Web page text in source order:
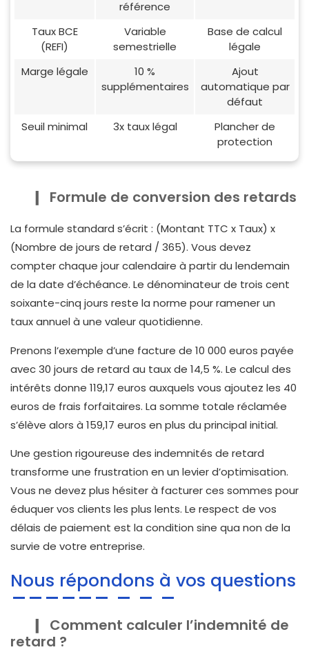
référence
Taux BCE
(REFI)
Variable
semestrielle
Base de calcul
légale
Marge légale
10 %
supplémentaires
Ajout
automatique par
défaut
Seuil minimal
3x taux légal
Plancher de
protection
Formule de conversion des retards
La formule standard s’écrit : (Montant TTC x Taux) x
(Nombre de jours de retard / 365). Vous devez
compter chaque jour calendaire à partir du lendemain
de la date d’échéance. Le dénominateur de trois cent
soixante-cinq jours reste la norme pour ramener un
taux annuel à une valeur quotidienne.
Prenons l’exemple d’une facture de 10 000 euros payée
avec 30 jours de retard au taux de 14,5 %. Le calcul des
intérêts donne 119,17 euros auxquels vous ajoutez les 40
euros de frais forfaitaires. La somme totale réclamée
s’élève alors à 159,17 euros en plus du principal initial.
Une gestion rigoureuse des indemnités de retard
transforme une frustration en un levier d’optimisation.
Vous ne devez plus hésiter à facturer ces sommes pour
éduquer vos clients les plus lents. Le respect de vos
délais de paiement est la condition sine qua non de la
survie de votre entreprise.
Nous répondons à vos questions
Comment calculer l’indemnité de
retard ?